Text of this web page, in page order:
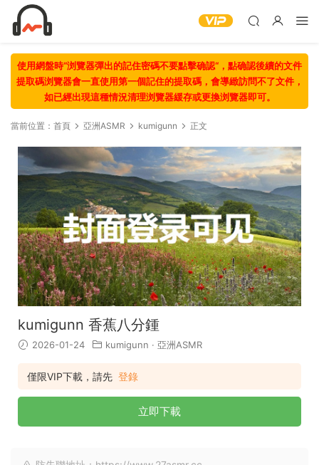
使用網盤時“浏覽器彈出的記住密碼不要點擊确認“，點确認後續的文件
提取碼浏覽器會一直使用第一個記住的提取碼，會導緻訪問不了文件，
如已經出現這種情況清理浏覽器緩存或更換浏覽器即可。
當前位置： 首頁 亞洲ASMR kumigunn 正文
kumigunn 香蕉八分鍾
2026-01-24 kumigunn · 亞洲ASMR
僅限VIP下載，請先 登錄
立即下載